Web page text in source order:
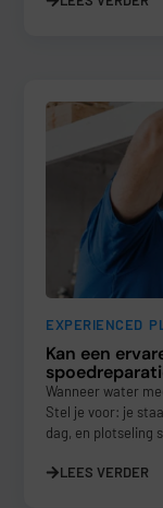
EXPERIENCED
Kan een
Wanneer water
Stel je voor: je
dag, en plotseling
LEES VERDER